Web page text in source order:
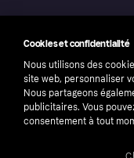
Cookies et confidentialité
Nous utilisons des
site web, personnaliser
Nous partageons
publicitaires. Vous
consentement à tout